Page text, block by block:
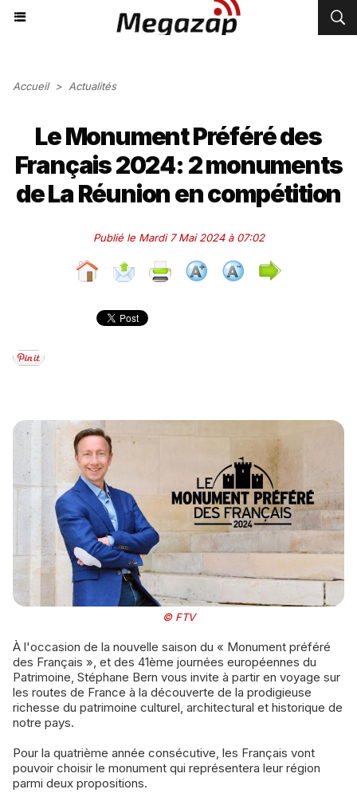
Accueil > Actualités
Le Monument Préféré des
Français 2024: 2 monuments
de La Réunion en compétition
Publié le Mardi 7 Mai 2024 à 07:02
© FTV
À l'occasion de la nouvelle saison du « Monument préféré
des Français », et des 41ème journées européennes du
Patrimoine, Stéphane Bern vous invite à partir en voyage sur
les routes de France à la découverte de la prodigieuse
richesse du patrimoine culturel, architectural et historique de
notre pays.
Pour la quatrième année consécutive, les Français vont
pouvoir choisir le monument qui représentera leur région
parmi deux propositions.